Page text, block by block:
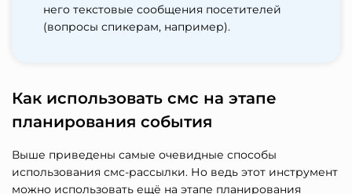
него текстовые сообщения посетителей
(вопросы спикерам, например).
Как использовать смс на этапе
планирования события
Выше приведены самые очевидные способы
использования смс-рассылки. Но ведь этот инструмент
можно использовать ещё на этапе планирования